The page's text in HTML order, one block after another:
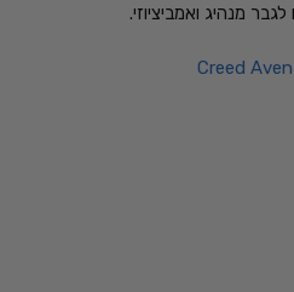
מנהיג ואמביציוזי.